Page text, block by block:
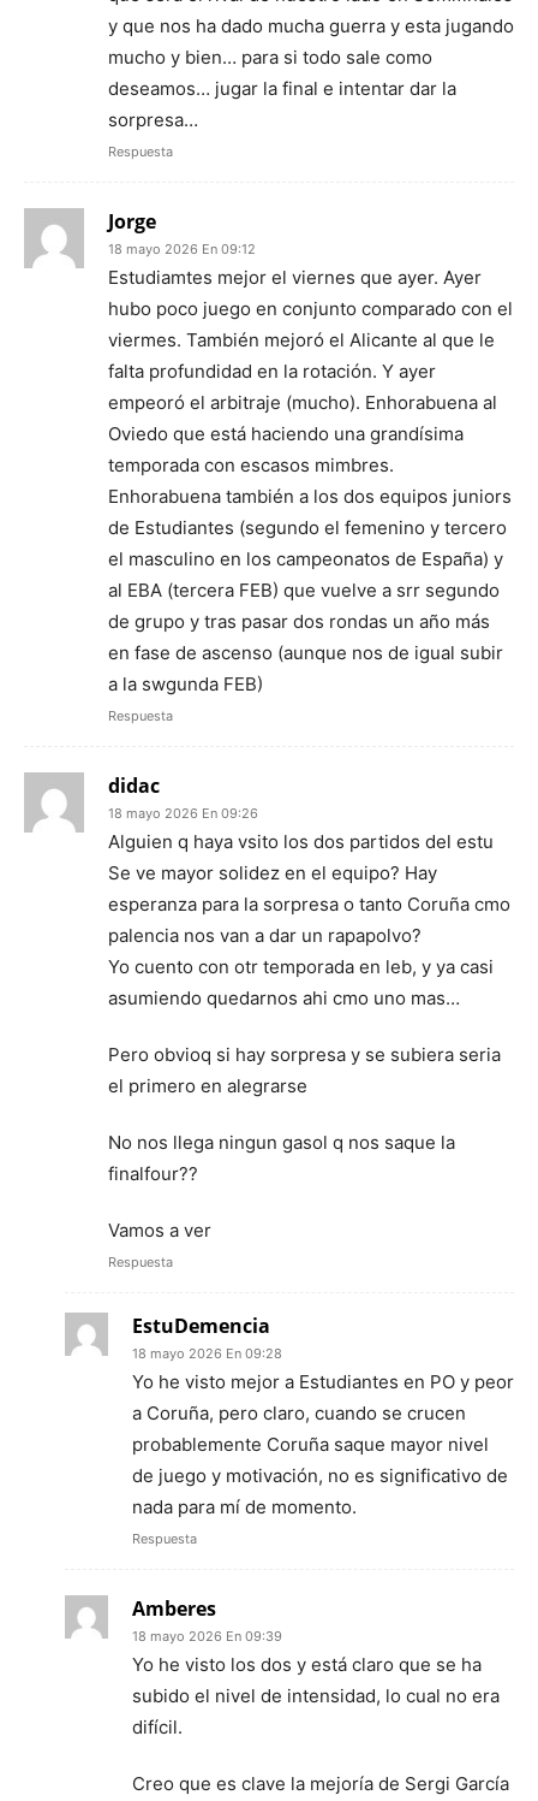
y que nos ha dado mucha guerra y esta jugando
mucho y bien… para si todo sale como
deseamos… jugar la final e intentar dar la
sorpresa…
Respuesta
Jorge
18 mayo 2026 En 09:12
Estudiamtes mejor el viernes que ayer. Ayer
hubo poco juego en conjunto comparado con el
viermes. También mejoró el Alicante al que le
falta profundidad en la rotación. Y ayer
empeoró el arbitraje (mucho). Enhorabuena al
Oviedo que está haciendo una grandísima
temporada con escasos mimbres.
Enhorabuena también a los dos equipos juniors
de Estudiantes (segundo el femenino y tercero
el masculino en los campeonatos de España) y
al EBA (tercera FEB) que vuelve a srr segundo
de grupo y tras pasar dos rondas un año más
en fase de ascenso (aunque nos de igual subir
a la swgunda FEB)
Respuesta
didac
18 mayo 2026 En 09:26
Alguien q haya vsito los dos partidos del estu
Se ve mayor solidez en el equipo? Hay
esperanza para la sorpresa o tanto Coruña cmo
palencia nos van a dar un rapapolvo?
Yo cuento con otr temporada en leb, y ya casi
asumiendo quedarnos ahi cmo uno mas…
Pero obvioq si hay sorpresa y se subiera seria
el primero en alegrarse
No nos llega ningun gasol q nos saque la
finalfour??
Vamos a ver
Respuesta
EstuDemencia
18 mayo 2026 En 09:28
Yo he visto mejor a Estudiantes en PO y peor
a Coruña, pero claro, cuando se crucen
probablemente Coruña saque mayor nivel
de juego y motivación, no es significativo de
nada para mí de momento.
Respuesta
Amberes
18 mayo 2026 En 09:39
Yo he visto los dos y está claro que se ha
subido el nivel de intensidad, lo cual no era
difícil.
Creo que es clave la mejoría de Sergi García